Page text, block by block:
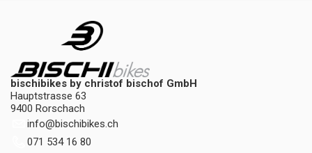
bischibikes by christof bischof GmbH
Hauptstrasse 63
9400 Rorschach
info@bischibikes.ch
071 534 16 80